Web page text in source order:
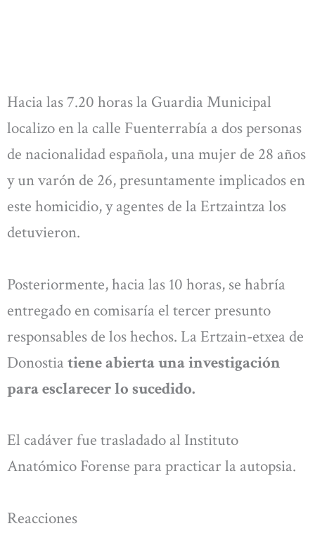
Hacia las 7.20 horas la Guardia Municipal
localizo en la calle Fuenterrabía a dos personas
de nacionalidad española, una mujer de 28 años
y un varón de 26, presuntamente implicados en
este homicidio, y agentes de la Ertzaintza los
detuvieron.
Posteriormente, hacia las 10 horas, se habría
entregado en comisaría el tercer presunto
responsables de los hechos. La Ertzain-etxea de
Donostia tiene abierta una investigación
para esclarecer lo sucedido.
El cadáver fue trasladado al Instituto
Anatómico Forense para practicar la autopsia.
Reacciones